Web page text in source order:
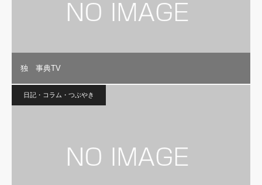
独 事典TV
日記・コラム・つぶやき